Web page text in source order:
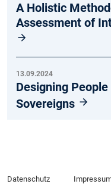
A Holistic
Assessment of
13.09.2024
Designing
Sovereigns
Datenschutz